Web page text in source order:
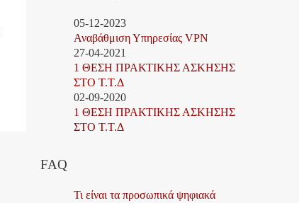
05-12-2023
Αναβάθμιση Υπηρεσίας VPN
27-04-2021
1 ΘΕΣΗ ΠΡΑΚΤΙΚΗΣ ΑΣΚΗΣΗΣ
ΣΤΟ Τ.Τ.Δ
02-09-2020
1 ΘΕΣΗ ΠΡΑΚΤΙΚΗΣ ΑΣΚΗΣΗΣ
ΣΤΟ Τ.Τ.Δ
FAQ
Τι είναι τα προσωπικά ψηφιακά